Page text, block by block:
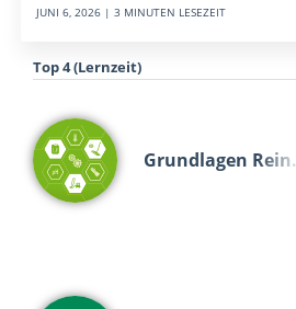
JUNI 6, 2026 | 3 MINUTEN LESEZEIT
Top 4 (Lernzeit)
Grundlagen Rein…